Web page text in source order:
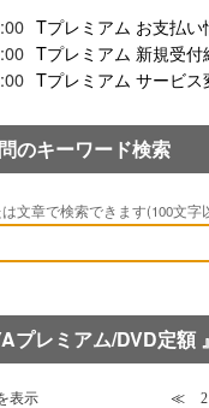
Tプレミアム お支払
Tプレミアム 新規受
Tプレミアム サービ
のキーワード検索
文章で検索できます(100文字
プレミアム/DVD定
表示 ≪